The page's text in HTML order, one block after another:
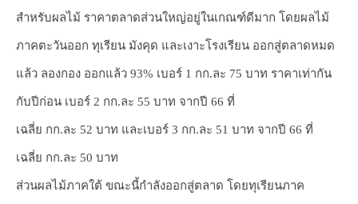
สำหรับผลไม้ ราคาตลาดส่วนใหญ่อยู่ในเกณฑ์ดีมาก โดยผลไม้
ภาคตะวันออก ทุเรียน มังคุด และเงาะโรงเรียน ออกสู่ตลาดหมด
แล้ว ลองกอง ออกแล้ว 93% เบอร์ 1 กก.ละ 75 บาท ราคาเท่ากัน
กับปีก่อน เบอร์ 2 กก.ละ 55 บาท จากปี 66 ที่
เฉลี่ย กก.ละ 52 บาท และเบอร์ 3 กก.ละ 51 บาท จากปี 66 ที่
เฉลี่ย กก.ละ 50 บาท
ส่วนผลไม้ภาคใต้ ขณะนี้กำลังออกสู่ตลาด โดยทุเรียนภาค